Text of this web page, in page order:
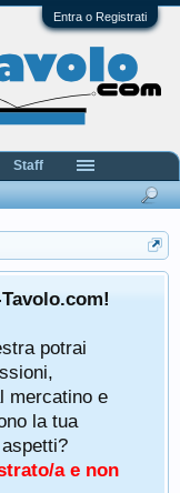
Entra o Registrati
potrai
mercatino e
la tua
a e non
Staff